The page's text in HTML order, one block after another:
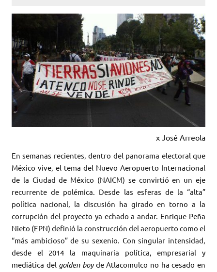
x José Arreola
En semanas recientes, dentro del panorama electoral que
México vive, el tema del Nuevo Aeropuerto Internacional
de la Ciudad de México (NAICM) se convirtió en un eje
recurrente de polémica. Desde las esferas de la “alta”
política nacional, la discusión ha girado en torno a la
corrupción del proyecto ya echado a andar. Enrique Peña
Nieto (EPN) definió la construcción del aeropuerto como el
“más ambicioso” de su sexenio. Con singular intensidad,
desde el 2014 la maquinaria política, empresarial y
mediática del golden boyde Atlacomulco no ha cesado en